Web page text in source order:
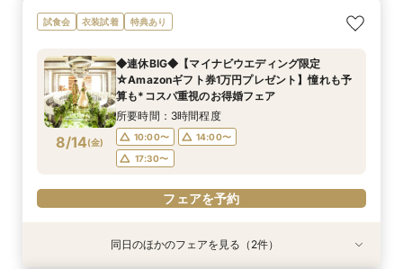
8/13(木)
【2名～OK！挙式＆会食に◎】フロア貸切り体験
×絶品試食
12:00〜
14:00〜
16:00〜
17:30〜
フェアを予約
8/13(木)
平日限定【衣装3着＆140万特典】天空チャペル
体験＆絶品試食
12:00〜
14:00〜
16:00〜
17:30〜
フェアを予約
試食会 衣装試着 特典あり
8/14(金)
◆連休BIG◆【マイナビウエディング限定
☆Amazonギフト券1万円プレゼント】憧れも予
算も*コスパ重視のお得婚フェア
所要時間：3時間程度
10:00〜
14:00〜
17:30〜
フェアを予約
特典あり
特典あり同日のほかのフェアを見る（2件）